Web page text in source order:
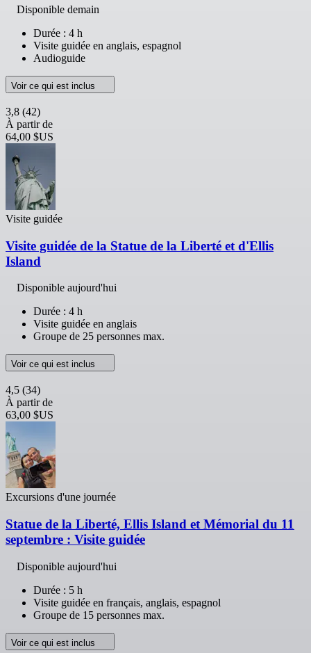
Disponible demain
Durée : 4 h
Visite guidée en anglais, espagnol
Audioguide
Voir ce qui est inclus
3,8 (42)
À partir de
64,00 $US
Visite guidée
Visite guidée de la Statue de la Liberté et d'Ellis
Island
Disponible aujourd'hui
Durée : 4 h
Visite guidée en anglais
Groupe de 25 personnes max.
Voir ce qui est inclus
4,5 (34)
À partir de
63,00 $US
Excursions d'une journée
Statue de la Liberté, Ellis Island et Mémorial du 11
septembre : Visite guidée
Disponible aujourd'hui
Durée : 5 h
Visite guidée en français, anglais, espagnol
Groupe de 15 personnes max.
Voir ce qui est inclus